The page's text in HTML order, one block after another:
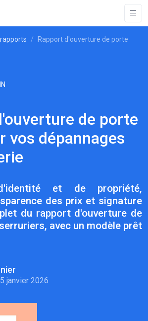
Rapport d'ouverture de porte
de porte
vos dépannages
et de propriété,
des prix et signature
du rapport d'ouverture de
avec un modèle prêt
janvier 2026